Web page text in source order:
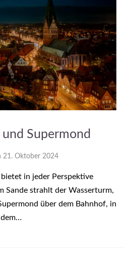
Supermond
21. Oktober 2024
in jeder Perspektive
Sande strahlt der Wasserturm,
über dem Bahnhof, in
dem…